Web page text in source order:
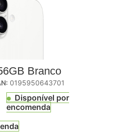
Branco
0195950643701
Disponível por
encomenda